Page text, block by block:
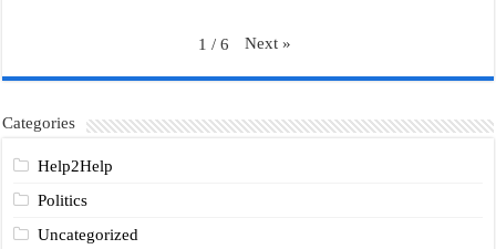
1 / 6 Next »
Categories
Help2Help
Politics
Uncategorized